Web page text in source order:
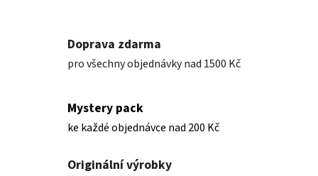
Doprava zdarma
pro všechny objednávky nad 1500 Kč
Mystery pack
ke každé objednávce nad 200 Kč
Originální výrobky